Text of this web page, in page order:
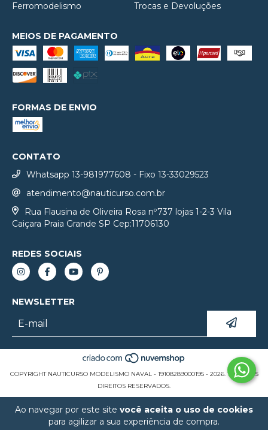
Ao navegar por este site você aceita o uso de cookies
para agilizar a sua experiência de compra.
Ferromodelismo Trocas e Devoluções
MEIOS DE PAGAMENTO
FORMAS DE ENVIO
CONTATO
Whatsapp 13-981977608 - Fixo 13-33029523
atendimento@nauticurso.com.br
Rua Flausina de Oliveira Rosa nº737 lojas 1-2-3 Vila
Caiçara Praia Grande SP Cep:11706130
REDES SOCIAIS
NEWSLETTER
COPYRIGHT NAUTICURSO MODELISMO NAVAL - 19108289000195 - 2026. TODOS OS
DIREITOS RESERVADOS.